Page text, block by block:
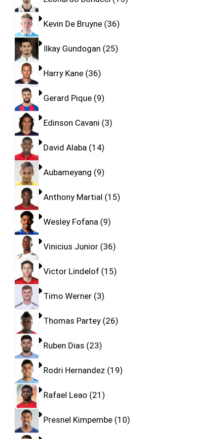
Kevin De Bruyne 36
Ilkay Gundogan 25
Harry Kane 36
Gerard Pique 9
Edinson Cavani 3
David Alaba 14
Aubameyang 9
Anthony Martial 15
Wesley Fofana 9
Vinicius Junior 36
Victor Lindelof 15
Timo Werner 3
Thomas Partey 26
Ruben Dias 23
Rodri Hernandez 19
Rafael Leao 21
Presnel Kimpembe 10